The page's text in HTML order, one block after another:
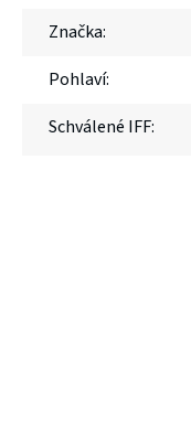
Značka:
Pohlaví:
Schválené IFF: